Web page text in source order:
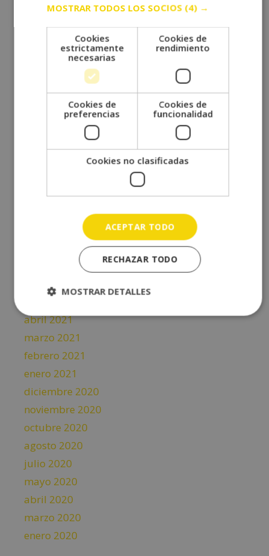
septiembre 2022
agosto 2022
julio 2022
abril 2022
marzo 2022
febrero 2022
noviembre 2021
septiembre 2021
agosto 2021
junio 2021
abril 2021
marzo 2021
febrero 2021
enero 2021
diciembre 2020
noviembre 2020
octubre 2020
agosto 2020
julio 2020
mayo 2020
abril 2020
marzo 2020
enero 2020
MOSTRAR TODOS LOS SOCIOS (4) →
Cookies
estrictamente
necesarias
Cookies de
rendimiento
Cookies de
preferencias
Cookies de
funcionalidad
Cookies no clasificadas
ACEPTAR TODO
RECHAZAR TODO
MOSTRAR DETALLES